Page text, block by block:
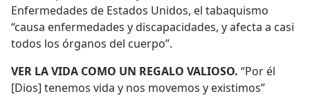
Enfermedades de Estados Unidos, el tabaquismo
“causa enfermedades y discapacidades, y afecta a casi
todos los órganos del cuerpo”.
VER LA VIDA COMO UN REGALO VALIOSO. “Por él
[Dios] tenemos vida y nos movemos y existimos”